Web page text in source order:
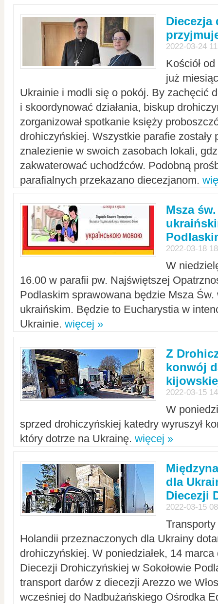
Diecezja
2022-03-24
Kościół
już
Ukrainie i modli się o pokój. By zachęcić
i skoordynować działania, biskup
zorganizował spotkanie księży
drohiczyńskiej. Wszystkie parafie zostały
znalezienie w swoich zasobach lokali,
zakwaterować uchodźców. Podobną
parafialnych przekazano diecezjanom.
Msza
2022-03-18
W
16.00 w parafii pw. Najświętszej
Podlaskim sprawowana będzie Msza Św.
ukraińskim. Będzie to Eucharystia w
Ukrainie. więcej »
Z
konwój
2022-03-15
W
sprzed drohiczyńskiej katedry wyruszył
który dotrze na Ukrainę. więcej »
dla
Diecezji
2022-03-15
Holandii przeznaczonych dla Ukrainy
drohiczyńskiej. W poniedziałek, 14
Diecezji Drohiczyńskiej w Sokołowie
transport darów z diecezji Arezzo we
wcześniej do Nadbużańskiego Ośrodka